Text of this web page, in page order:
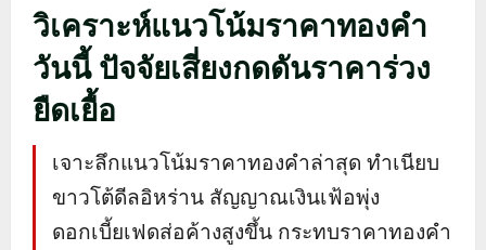
วิเคราะห์แนวโน้มราคาทองคำ
วันนี้ ปัจจัยเสี่ยงกดดันราคาร่วง
ยืดเยื้อ
เจาะลึกแนวโน้มราคาทองคำล่าสุด ทำเนียบ
ขาวโต้ดีลอิหร่าน สัญญาณเงินเฟ้อพุ่ง
ดอกเบี้ยเฟดส่อค้างสูงขึ้น กระทบราคาทองคำ